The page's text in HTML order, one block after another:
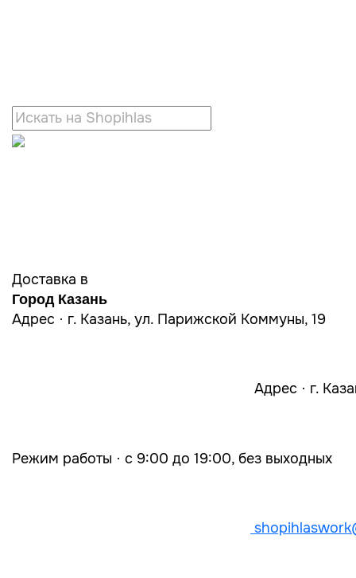
Доставка в
Город Казань
Адрес · г. Казань, ул. Парижской Коммуны, 19
Адрес · г.
Режим работы · с 9:00 до 19:00, без выходных